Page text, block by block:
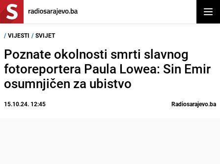
/ VIJESTI / SVIJET
Poznate okolnosti smrti slavnog
fotoreportera Paula Lowea: Sin Emir
osumnjičen za ubistvo
15.10.24. 12:45 Radiosarajevo.ba